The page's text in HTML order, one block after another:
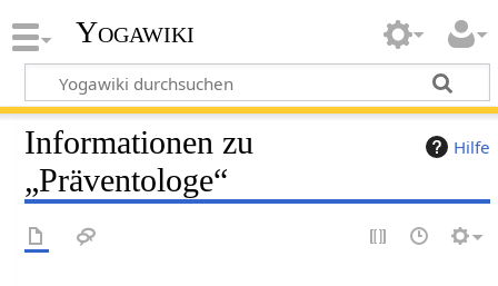
Yogawiki
Hilfe
Informationen zu
„Präventologe“